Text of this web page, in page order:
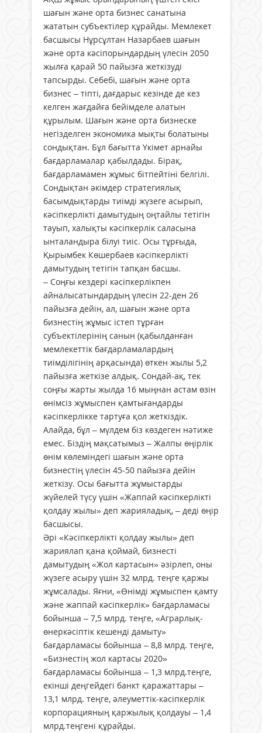
шағын және орта бизнес санатына
жататын субъектілер құрайды. Мемлекет
басшысы Нұрсұлтан Назарбаев шағын
және орта кәсіпорындардың үлесін 2050
жылға қарай 50 пайызға жеткізуді
тапсырды. Себебі, шағын және орта
бизнес – тіпті, дағдарыс кезінде де кез
келген жағдайға бейімделе алатын
құрылым. Шағын және орта бизнеске
негізделген экономика мықты болатыны
сондықтан. Бұл бағытта Үкімет арнайы
бағдарламалар қабылдады. Бірақ,
бағдарламамен жұмыс бітпейтіні белгілі.
Сондықтан әкімдер стратегиялық
басымдықтарды тиімді жүзеге асырып,
кәсіпкерлікті дамытудың оңтайлы тетігін
тауып, халықты кәсіпкерлік саласына
ынталандыра білуі тиіс. Осы тұрғыда,
Қырымбек Көшербаев кәсіпкерлікті
дамытудың тетігін тапқан басшы.
– Соңғы кездері кәсіпкерлікпен
айналысатындардың үлесін 22-ден 26
пайызға дейін, ал, шағын және орта
бизнестің жұмыс істеп тұрған
субъектілерінің санын (қабылданған
мемлекеттік бағдарламалардың
тиімділігінің арқасында) өткен жылы 5,2
пайызға жеткізе алдық. Сондай-ақ, тек
соңғы жарты жылда 16 мыңнан астам өзін
өнімсіз жұмыспен қамтығандарды
кәсіпкерлікке тартуға қол жеткіздік.
Алайда, бұл – мүлдем біз көздеген нәтиже
емес. Біздің мақсатымыз – Жалпы өңірлік
өнім көлеміндегі шағын және орта
бизнестің үлесін 45-50 пайызға дейін
жеткізу. Осы бағытта жұмыстарды
жүйелей түсу үшін «Жаппай кәсіпкерлікті
қолдау жылы» деп жарияладық, – деді өңір
басшысы.
Әрі «Кәсіпкерлікті қолдау жылы» деп
жариялап қана қоймай, бизнесті
дамытудың «Жол картасын» әзірлеп, оны
жүзеге асыру үшін 32 млрд. теңге қаржы
жұмсалады. Яғни, «Өнімді жұмыспен қамту
және жаппай кәсіпкерлік» бағдарламасы
бойынша – 7,5 млрд. теңге, «Аграрлық-
өнеркәсіптік кешенді дамыту»
бағдарламасы бойынша – 8,8 млрд. теңге,
«Бизнестің жол картасы 2020»
бағдарламасы бойынша – 1,3 млрд.теңге,
екінші деңгейдегі банкт қаражаттары –
13,1 млрд. теңге, әлеуметтік-кәсіпкерлік
корпорацияның қаржылық қолдауы – 1,4
млрд.теңгені құрайды.